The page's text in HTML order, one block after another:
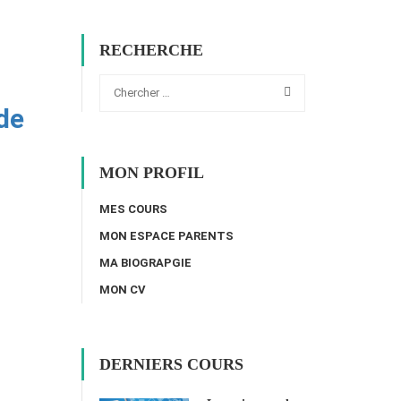
RECHERCHE
MON PROFIL
MES COURS
MON ESPACE PARENTS
MA BIOGRAPGIE
MON CV
DERNIERS COURS